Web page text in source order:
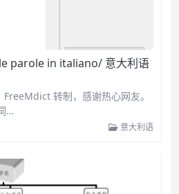
parole in italiano/ 意大利语
转制，感谢热心网友。
…
意大利语